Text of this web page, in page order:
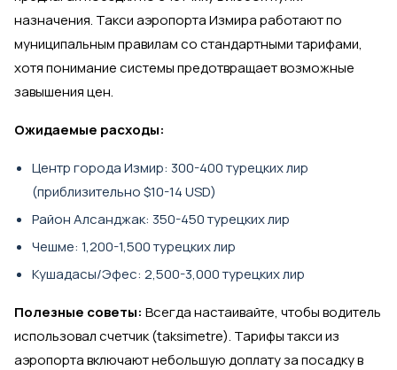
назначения. Такси аэропорта Измира работают по
муниципальным правилам со стандартными тарифами,
хотя понимание системы предотвращает возможные
завышения цен.
Ожидаемые расходы:
Центр города Измир: 300-400 турецких лир
(приблизительно $10-14 USD)
Район Алсанджак: 350-450 турецких лир
Чешме: 1,200-1,500 турецких лир
Кушадасы/Эфес: 2,500-3,000 турецких лир
Полезные советы: Всегда настаивайте, чтобы водитель
использовал счетчик (taksimetre). Тарифы такси из
аэропорта включают небольшую доплату за посадку в